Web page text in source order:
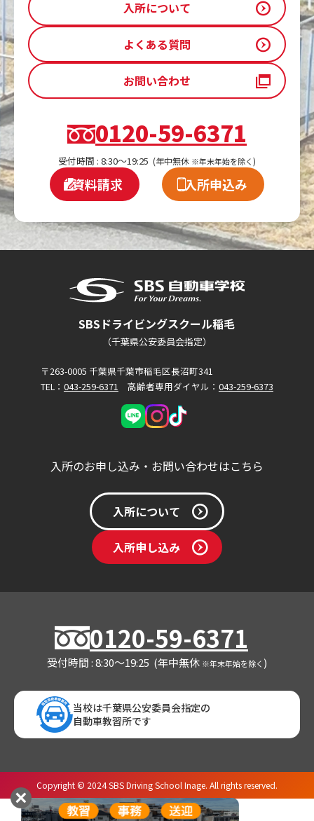
入所について
よくある質問
お問い合わせ
0120-59-6371
受付時間 : 8:30～19:25 (年中無休 ※年末年始を除く)
資料請求 入所申込み
SBSドライビングスクール稲毛
（千葉県公安委員会指定）
0120-59-6371
受付時間 : 8:30～19:25 (年中無休 ※年末年始を除く )
当校は千葉県公安委員会指定の
自動車教習所です
〒263-0005 千葉県千葉市稲毛区長沼町341
TEL： 043-259-6371 高齢者専用ダイヤル： 043-259-6373
入所のお申し込み・お問い合わせはこちら
入所について
入所申し込み
Copyright © 2024 SBS Driving School Inage. All rights reserved.